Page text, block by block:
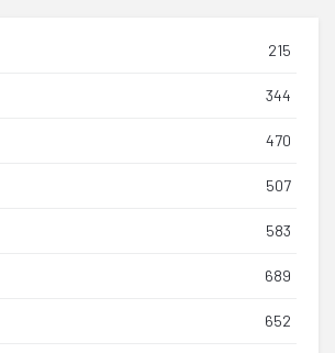
215
344
470
507
583
689
652